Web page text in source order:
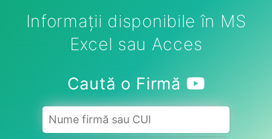
Informații disponibile în MS
Excel sau Acces
Caută o Firmă